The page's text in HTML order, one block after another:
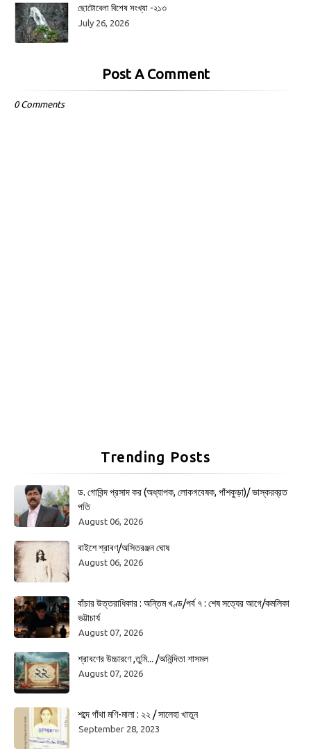
ছোটোবেলা বিশেষ সংখ্যা -২১৩
July 26, 2026
Post A Comment
0 Comments
Trending Posts
ড. গোবিন্দ প্রসাদ কর (অধ্যাপক, লোকগবেষক, পাঁশকুড়া)/ ভাস্করব্রত
পতি
August 06, 2026
বাইশে শ্রাবণ/অসিতরঞ্জন ঘোষ
August 06, 2026
বাঁচার উত্তরাধিকার : অন্তিম খণ্ড/পর্ব ৭ : শেষ সত্যের আগে/কমলিকা
ভট্টাচার্য
August 07, 2026
শ্রাবণের উচ্চারণে ,তুমি... /অনিন্দিতা শাসমল
August 07, 2026
শব্দে গাঁথা মণি-মালা : ২২ / সালেহা খাতুন
September 28, 2023